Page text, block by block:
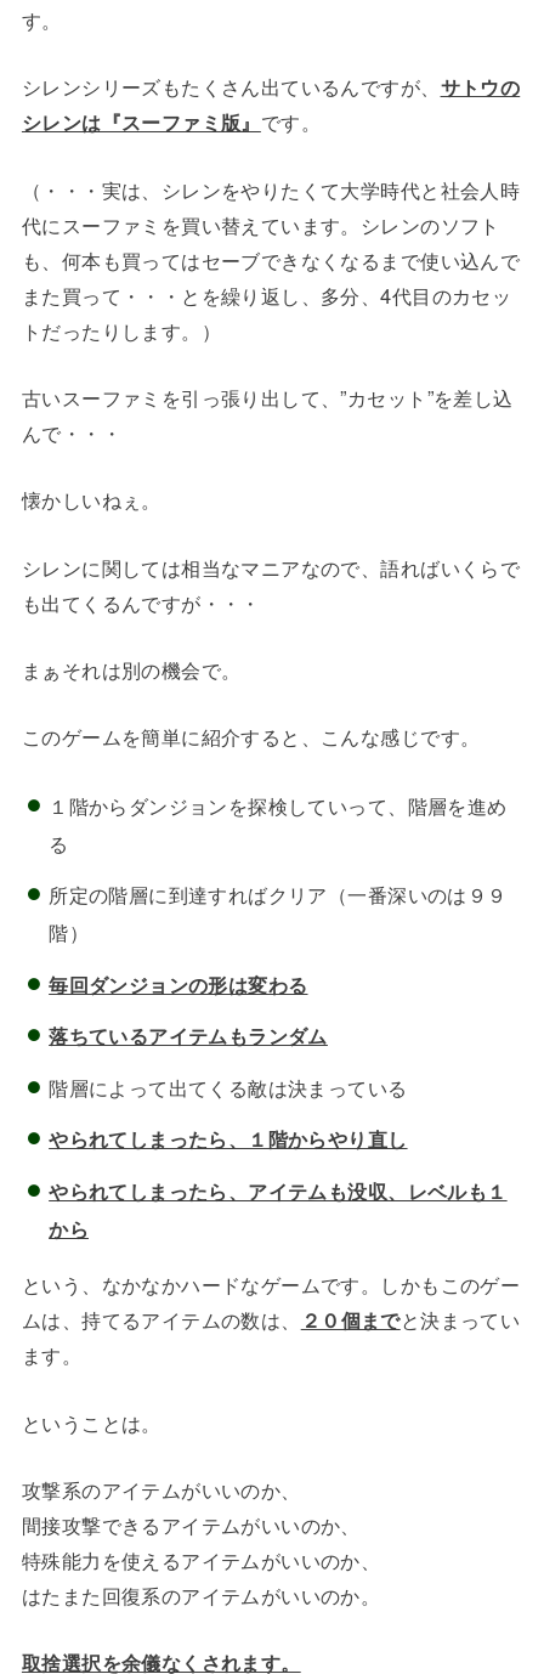
す。
シレンシリーズもたくさん出ているんですが、 サトウの
シレンは『スーファミ版』 です。
（・・・実は、シレンをやりたくて大学時代と社会人時
代にスーファミを買い替えています。シレンのソフト
も、何本も買ってはセーブできなくなるまで使い込んで
また買って・・・とを繰り返し、多分、4代目のカセッ
トだったりします。）
古いスーファミを引っ張り出して、”カセット”を差し込
んで・・・
懐かしいねぇ。
シレンに関しては相当なマニアなので、語ればいくらで
も出てくるんですが・・・
まぁそれは別の機会で。
このゲームを簡単に紹介すると、こんな感じです。
１階からダンジョンを探検していって、階層を進め
る
所定の階層に到達すればクリア（一番深いのは９９
階）
毎回ダンジョンの形は変わる
落ちているアイテムもランダム
階層によって出てくる敵は決まっている
やられてしまったら、１階からやり直し
やられてしまったら、アイテムも没収、レベルも１
から
という、なかなかハードなゲームです。しかもこのゲー
ムは、持てるアイテムの数は、
２０個までと決まってい
ます。
ということは。
攻撃系のアイテムがいいのか、
間接攻撃できるアイテムがいいのか、
特殊能力を使えるアイテムがいいのか、
はたまた回復系のアイテムがいいのか。
取捨選択を余儀なくされます。